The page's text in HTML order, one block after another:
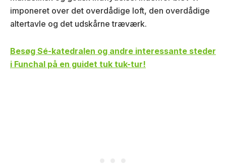
imponeret over det overdådige loft, den overdådige
altertavle og det udskårne træværk.
Besøg Sé-katedralen og andre interessante steder
i Funchal på en guidet tuk tuk-tur!